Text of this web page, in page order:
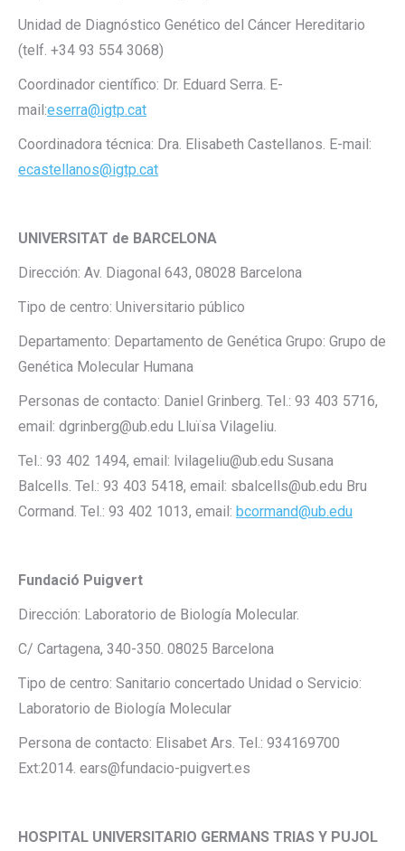
Unidad de Diagnóstico Genético del Cáncer Hereditario
(telf. +34 93 554 3068)
Coordinador científico: Dr. Eduard Serra. E-
mail:eserra@igtp.cat
Coordinadora técnica: Dra. Elisabeth Castellanos. E-mail:
ecastellanos@igtp.cat
UNIVERSITAT de BARCELONA
Dirección: Av. Diagonal 643, 08028 Barcelona
Tipo de centro: Universitario público
Departamento: Departamento de Genética Grupo: Grupo de
Genética Molecular Humana
Personas de contacto: Daniel Grinberg. Tel.: 93 403 5716,
email: dgrinberg@ub.edu Lluïsa Vilageliu.
Tel.: 93 402 1494, email: lvilageliu@ub.edu Susana
Balcells. Tel.: 93 403 5418, email: sbalcells@ub.edu Bru
Cormand. Tel.: 93 402 1013, email: bcormand@ub.edu
Fundació Puigvert
Dirección: Laboratorio de Biología Molecular.
C/ Cartagena, 340-350. 08025 Barcelona
Tipo de centro: Sanitario concertado Unidad o Servicio:
Laboratorio de Biología Molecular
Persona de contacto: Elisabet Ars. Tel.: 934169700
Ext:2014. ears@fundacio-puigvert.es
HOSPITAL UNIVERSITARIO GERMANS TRIAS Y PUJOL